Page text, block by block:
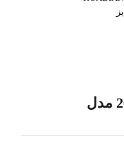
لاستیک نکسن سایز 265/60R18 مدل